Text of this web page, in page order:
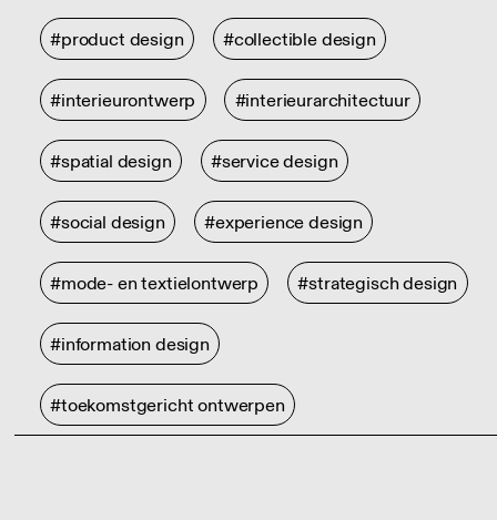
#product design #collectible design
#interieurontwerp #interieurarchitectuur
#spatial design #service design
#social design #experience design
#mode- en textielontwerp #strategisch design
#information design
#toekomstgericht ontwerpen